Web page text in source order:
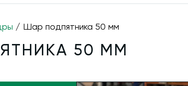
/ Шар подпятника 50 мм
50 ММ